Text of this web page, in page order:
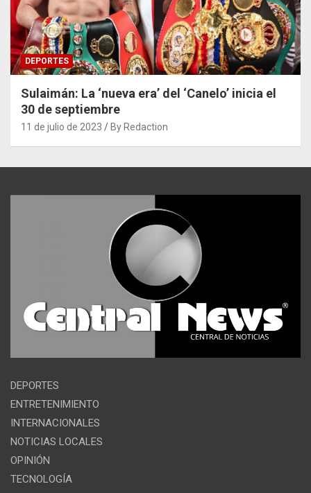
DEPORTES
Sulaimán: La ‘nueva era’ del ‘Canelo’ inicia el
30 de septiembre
11 de julio de 2023 By Redaction
DEPORTES
ENTRETENIMIENTO
INTERNACIONALES
NOTICIAS LOCALES
OPINIÓN
TECNOLOGÍA